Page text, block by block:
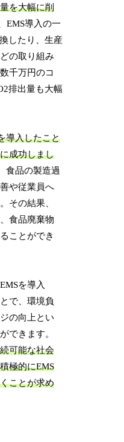
を大幅に削
EMS導入の一
したり、生産
の取り組み
千万円のコ
排出量も大幅
導入したこと
成功しまし
食品の製造過
や従業員へ
その結果、
食品廃棄物
ことができ
を導入
で、環境負
の向上とい
できます。
可能な社会
極的にEMS
ことが求め